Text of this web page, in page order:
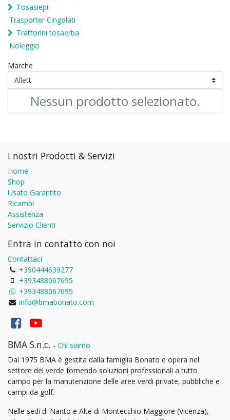
Tosasiepi
Trasporter Cingolati
Trattorini tosaerba
Noleggio
Marche
Nessun prodotto selezionato.
I nostri Prodotti & Servizi
Home
Shop
Usato Garantito
Ricambi
Assistenza
Servizio Clienti
Entra in contatto con noi
Contattaci
+390444639277
+393488067695
+393488067695
info@bmabonato.com
BMA S.n.c. - Chi siamo
Dal 1975 BMA è gestita dalla famiglia Bonato e opera nel
settore del verde fornendo soluzioni professionali a tutto
campo per la manutenzione delle aree verdi private, pubbliche e
campi da golf.
Nelle sedi di Nanto e Alte di Montecchio Maggiore (Vicenza),